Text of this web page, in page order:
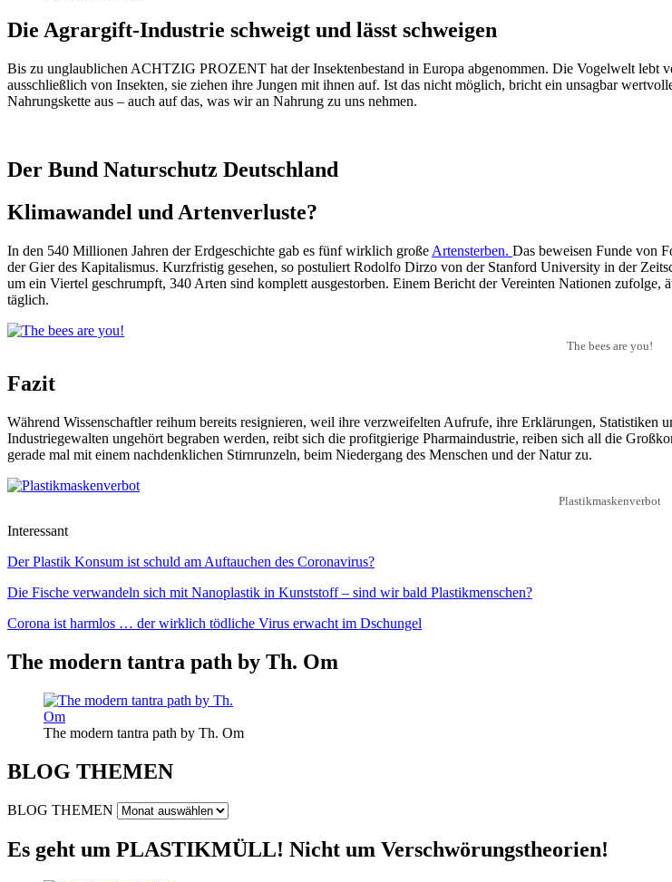
Die Agrargift-Industrie schweigt und lässt schweigen
Bis zu unglaublichen ACHTZIG PROZENT hat der Insektenbestand in Europa abgenommen. Die Vogelwelt lebt
ausschließlich von Insekten, sie ziehen ihre Jungen mit ihnen auf. Ist das nicht möglich, bricht ein unsagbar
Nahrungskette aus – auch auf das, was wir an Nahrung zu uns nehmen.
Der Bund Naturschutz Deutschland
Klimawandel und Artenverluste?
In den 540 Millionen Jahren der Erdgeschichte gab es fünf wirklich große Artensterben. Das beweisen Funde von
der Gier des Kapitalismus. Kurzfristig gesehen, so postuliert Rodolfo Dirzo von der Stanford University in der
um ein Viertel geschrumpft, 340 Arten sind komplett ausgestorben. Einem Bericht der Vereinten Nationen zufolge,
täglich.
The bees are you!
Fazit
Während Wissenschaftler reihum bereits resignieren, weil ihre verzweifelten Aufrufe, ihre Erklärungen,
Industriegewalten ungehört begraben werden, reibt sich die profitgierige Pharmaindustrie, reiben sich all die
gerade mal mit einem nachdenklichen Stirnrunzeln, beim Niedergang des Menschen und der Natur zu.
Plastikmaskenverbot
Interessant
Der Plastik Konsum ist schuld am Auftauchen des Coronavirus?
Die Fische verwandeln sich mit Nanoplastik in Kunststoff – sind wir bald Plastikmenschen?
Corona ist harmlos … der wirklich tödliche Virus erwacht im Dschungel
The modern tantra path by Th. Om
The modern tantra path by Th. Om
BLOG THEMEN
BLOG THEMEN
Es geht um PLASTIKMÜLL! Nicht um Verschwörungstheorien!